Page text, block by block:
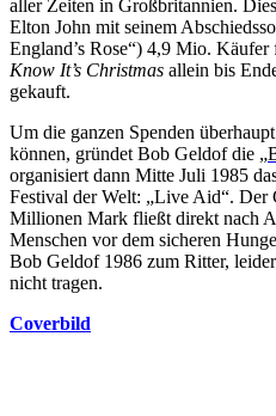
aller Zeiten in Großbritannien.
Elton John mit seinem
England’s Rose“) 4,9 Mio.
Know It’s Christmas allein bis
gekauft.
Um die ganzen Spenden
können, gründet Bob Geldof die „
organisiert dann Mitte Juli 1985
Festival der Welt: „Live Aid“. Der
Millionen Mark fließt direkt nach
Menschen vor dem sicheren
Bob Geldof 1986 zum Ritter,
nicht tragen.
Coverbild